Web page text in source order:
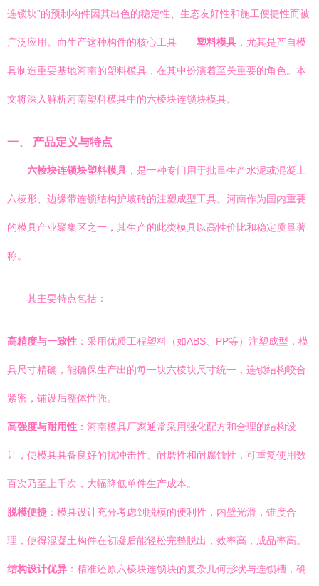
连锁块”的预制构件因其出色的稳定性、生态友好性和施工便捷性而被
广泛应用。而生产这种构件的核心工具——塑料模具 ，尤其是产自模
具制造重要基地河南的塑料模具，在其中扮演着至关重要的角色。本
文将深入解析河南塑料模具中的六棱块连锁块模具。
一、 产品定义与特点
六棱块连锁块塑料模具 ，是一种专门用于批量生产水泥或混凝土
六棱形、边缘带连锁结构护坡砖的注塑成型工具。河南作为国内重要
的模具产业聚集区之一，其生产的此类模具以高性价比和稳定质量著
称。
其主要特点包括：
高精度与一致性 ：采用优质工程塑料（如ABS、PP等）注塑成型，模
具尺寸精确，能确保生产出的每一块六棱块尺寸统一，连锁结构咬合
紧密，铺设后整体性强。
高强度与耐用性 ：河南模具厂家通常采用强化配方和合理的结构设
计，使模具具备良好的抗冲击性、耐磨性和耐腐蚀性，可重复使用数
百次乃至上千次，大幅降低单件生产成本。
脱模便捷 ：模具设计充分考虑到脱模的便利性，内壁光滑，锥度合
理，使得混凝土构件在初凝后能轻松完整脱出，效率高，成品率高。
结构设计优异 ：精准还原六棱块连锁块的复杂几何形状与连锁槽，确